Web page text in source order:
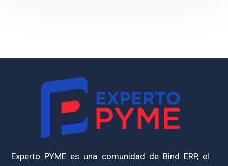
Experto PYME es una comunidad de Bind ERP, el